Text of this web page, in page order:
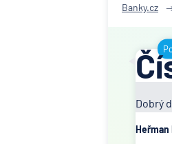
Banky.cz
Dobrý
Heřman